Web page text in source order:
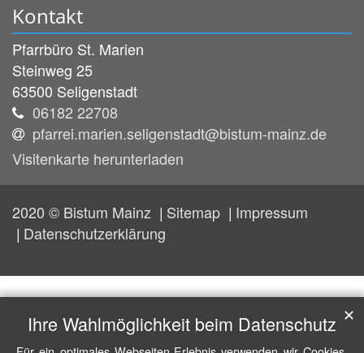
Kontakt
Pfarrbüro St. Marien
Steinweg 25
63500 Seligenstadt
06182 22708
pfarrei.marien.seligenstadt@bistum-mainz.de
Visitenkarte herunterladen
2020 © Bistum Mainz Sitemap
Impressum
Datenschutzerklärung
Ihre Wahlmöglichkeit beim Datenschutz ✕